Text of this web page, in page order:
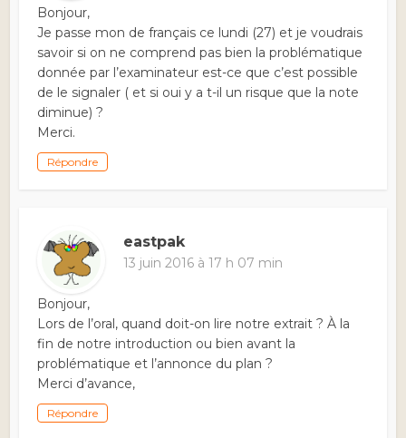
Bonjour,
Je passe mon de français ce lundi (27) et je voudrais
savoir si on ne comprend pas bien la problématique
donnée par l’examinateur est-ce que c’est possible
de le signaler ( et si oui y a t-il un risque que la note
diminue) ?
Merci.
Répondre
eastpak
13 juin 2016 à 17 h 07 min
Bonjour,
Lors de l’oral, quand doit-on lire notre extrait ? À la
fin de notre introduction ou bien avant la
problématique et l’annonce du plan ?
Merci d’avance,
Répondre